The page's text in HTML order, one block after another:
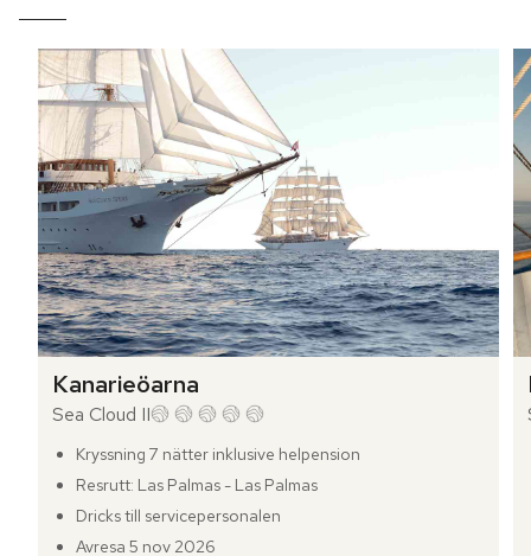
Kanarieöarna
Sea Cloud II
Kryssning 7 nätter inklusive helpension
Resrutt: Las Palmas - Las Palmas
Dricks till servicepersonalen
Avresa 5 nov 2026